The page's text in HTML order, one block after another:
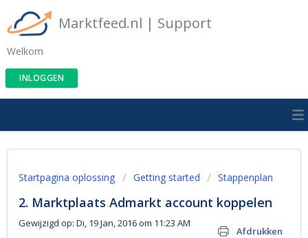
Marktfeed.nl | Support
Welkom
INLOGGEN
Startpagina oplossing Getting started Stappenplan
2. Marktplaats Admarkt account koppelen
Afdrukken
Gewijzigd op: Di, 19 Jan, 2016 om 11:23 AM